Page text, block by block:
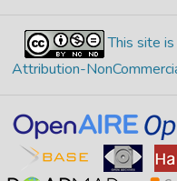
This site
Attribution-